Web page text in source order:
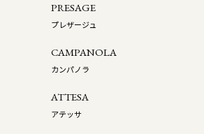
PRESAGE
プレザージュ
CAMPANOLA
カンパノラ
ATTESA
アテッサ